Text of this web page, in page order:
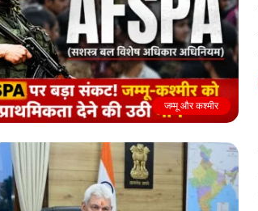
जम्मू और कश्मीर